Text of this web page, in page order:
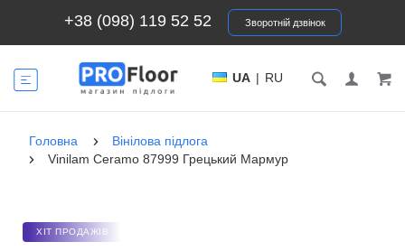
+38 (098) 119 52 52 Зворотній дзвінок
UA | RU
Головна
Вінілова підлога
Vinilam Ceramo 87999 Грецький Мармур
ХІТ ПРОДАЖІВ